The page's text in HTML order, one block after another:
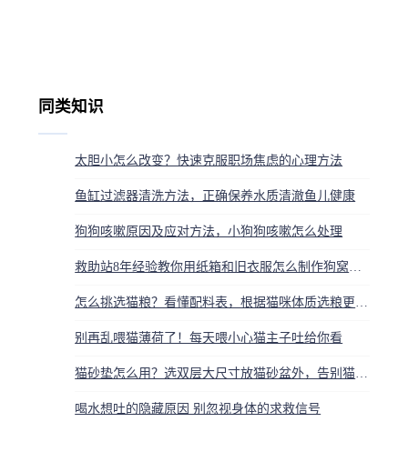
同类知识
太胆小怎么改变？快速克服职场焦虑的心理方法
鱼缸过滤器清洗方法，正确保养水质清澈鱼儿健康
狗狗咳嗽原因及应对方法，小狗狗咳嗽怎么处理
别再乱喂猫薄荷了！每天喂小心猫主子吐给你看
喝水想吐的隐藏原因 别忽视身体的求救信号